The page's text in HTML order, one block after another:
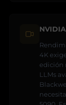
4K
edición
LLMs